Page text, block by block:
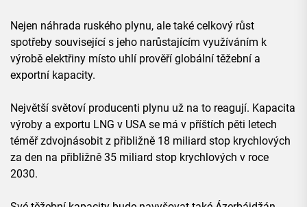
Nejen náhrada ruského plynu, ale také celkový růst
spotřeby související s jeho narůstajícím využíváním k
výrobě elektřiny místo uhlí prověří globální těžební a
exportní kapacity.
Největší světoví producenti plynu už na to reagují. Kapacita
výroby a exportu LNG v USA se má v příštích pěti letech
téměř zdvojnásobit z přibližně 18 miliard stop krychlových
za den na přibližně 35 miliard stop krychlových v roce
2030.